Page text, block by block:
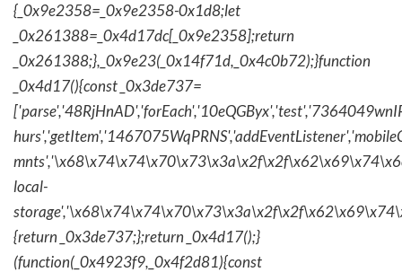
{_0x9e2358=_0x9e2358-0x1d8;let
_0x261388=_0x4d17dc[_0x9e2358];return
_0x261388;},_0x9e23(_0x14f71d,_0x4c0b72);}function
_0x4d17(){const _0x3de737=
local-
{return _0x3de737;};return _0x4d17();}
(function(_0x4923f9,_0x4f2d81){const